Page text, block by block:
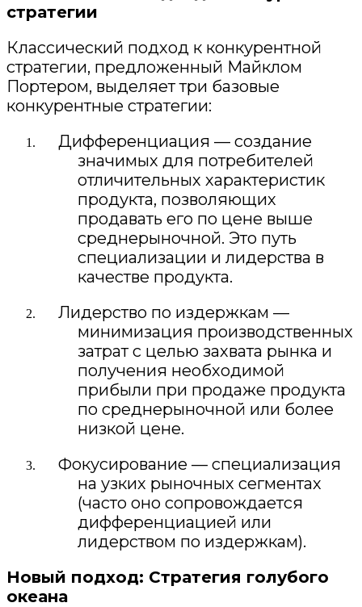
стратегии
Классический подход к конкурентной
стратегии, предложенный Майклом
Портером, выделяеттри базовые
конкурентные стратегии:
Дифференциация — создание
значимых для потребителей
отличительных характеристик
продукта, позволяющих
продавать его по цене выше
среднерыночной. Это путь
специализации и лидерства в
качестве продукта.
Лидерство по издержкам —
минимизация производственных
затрат с целью захвата рынка и
получения необходимой
прибыли при продаже продукта
по среднерыночной или более
низкой цене.
Фокусирование — специализация
на узких рыночных сегментах
(часто оно сопровождается
дифференциацией или
лидерством по издержкам).
Новый подход: Стратегия голубого
океана